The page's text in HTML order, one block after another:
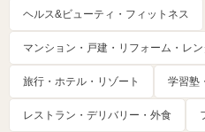
ヘルス&ビューティ・フィットネス
マンション・戸建・リフォーム・レ
旅行・ホテル・リゾート 学習塾
レストラン・デリバリー・外食